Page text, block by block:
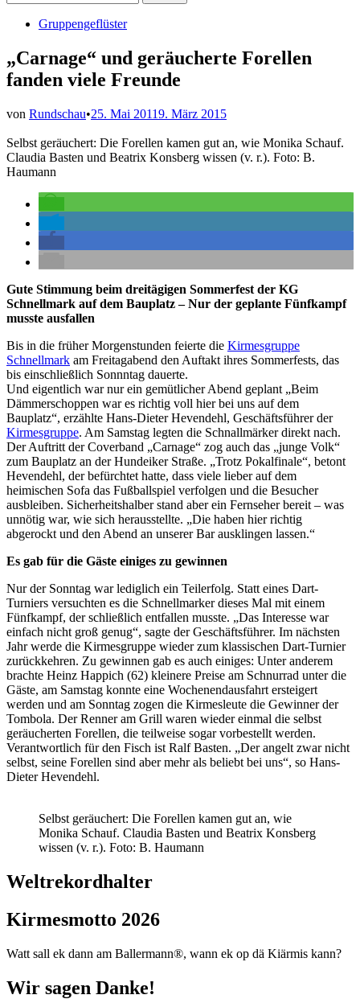
nach:
Veröffentlicht
Gruppengeflüster
„Carnage“ und geräucherte Forellen
fanden viele Freunde
von Rundschau•25. Mai 20119. März 2015
Selbst geräuchert: Die Forellen kamen gut an, wie Monika Schauf.
Claudia Basten und Beatrix Konsberg wissen (v. r.). Foto: B.
Haumann
Gute Stimmung beim dreitägigen Sommerfest der KG
Schnellmark auf dem Bauplatz – Nur der geplante Fünfkampf
musste ausfallen
Bis in die früher Morgenstunden feierte die Kirmesgruppe
Schnellmark am Freitagabend den Auftakt ihres Sommerfests, das
bis einschließlich Sonnntag dauerte.
Und eigentlich war nur ein gemütlicher Abend geplant „Beim
Dämmerschoppen war es richtig voll hier bei uns auf dem
Bauplatz“, erzählte Hans-Dieter Hevendehl, Geschäftsführer der
Kirmesgruppe. Am Samstag legten die Schnallmärker direkt nach.
Der Auftritt der Coverband „Carnage“ zog auch das „junge Volk“
zum Bauplatz an der Hundeiker Straße. „Trotz Pokalfinale“, betont
Hevendehl, der befürchtet hatte, dass viele lieber auf dem
heimischen Sofa das Fußballspiel verfolgen und die Besucher
ausbleiben. Sicherheitshalber stand aber ein Fernseher bereit – was
unnötig war, wie sich herausstellte. „Die haben hier richtig
abgerockt und den Abend an unserer Bar ausklingen lassen.“
Es gab für die Gäste einiges zu gewinnen
Nur der Sonntag war lediglich ein Teilerfolg. Statt eines Dart-
Turniers versuchten es die Schnellmarker dieses Mal mit einem
Fünfkampf, der schließlich entfallen musste. „Das Interesse war
einfach nicht groß genug“, sagte der Geschäftsführer. Im nächsten
Jahr werde die Kirmesgruppe wieder zum klassischen Dart-Turnier
zurückkehren. Zu gewinnen gab es auch einiges: Unter anderem
brachte Heinz Happich (62) kleinere Preise am Schnurrad unter die
Gäste, am Samstag konnte eine Wochenendausfahrt ersteigert
werden und am Sonntag zogen die Kirmesleute die Gewinner der
Tombola. Der Renner am Grill waren wieder einmal die selbst
geräucherten Forellen, die teilweise sogar vorbestellt werden.
Verantwortlich für den Fisch ist Ralf Basten. „Der angelt zwar nicht
selbst, seine Forellen sind aber mehr als beliebt bei uns“, so Hans-
Dieter Hevendehl.
Selbst geräuchert: Die Forellen kamen gut an, wie
Monika Schauf. Claudia Basten und Beatrix Konsberg
wissen (v. r.). Foto: B. Haumann
Weltrekordhalter
Kirmesmotto 2026
Watt sall ek dann am Ballermann®, wann ek op dä Kiärmis kann?
Wir sagen Danke!